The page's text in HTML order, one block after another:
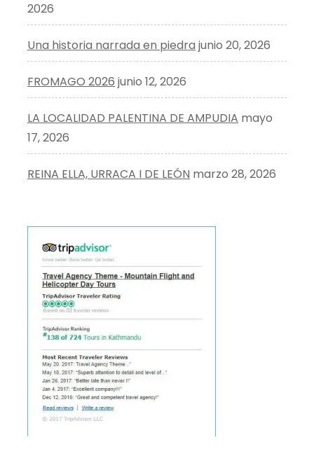
2026
Una historia narrada en piedra junio 20, 2026
FROMAGO 2026 junio 12, 2026
LA LOCALIDAD PALENTINA DE AMPUDIA mayo
17, 2026
REINA ELLA, URRACA I DE LEÓN marzo 28, 2026